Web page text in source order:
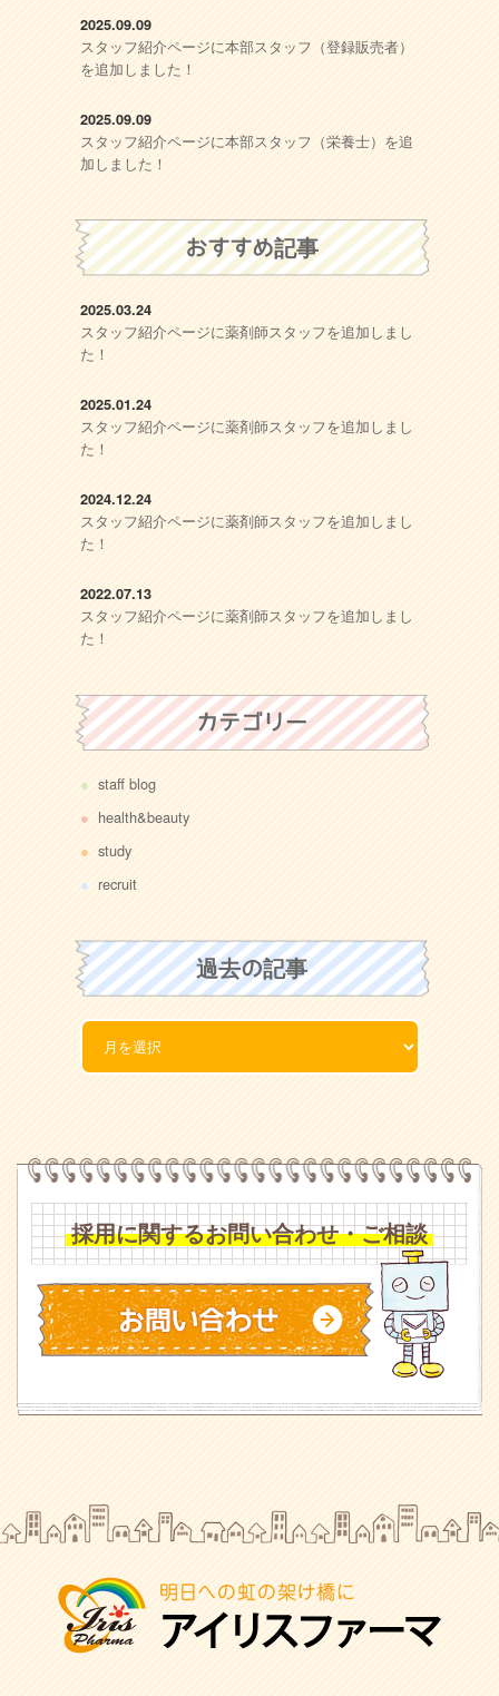
2025.09.09
スタッフ紹介ページに本部スタッフ（登録販売者）
を追加しました！
2025.09.09
スタッフ紹介ページに本部スタッフ（栄養士）を追
加しました！
おすすめ記事
2025.03.24
スタッフ紹介ページに薬剤師スタッフを追加しまし
た！
2025.01.24
スタッフ紹介ページに薬剤師スタッフを追加しまし
た！
2024.12.24
スタッフ紹介ページに薬剤師スタッフを追加しまし
た！
2022.07.13
スタッフ紹介ページに薬剤師スタッフを追加しまし
た！
カテゴリー
staff blog
health&beauty
study
recruit
過去の記事
採用に関するお問い合わせ・ご相談